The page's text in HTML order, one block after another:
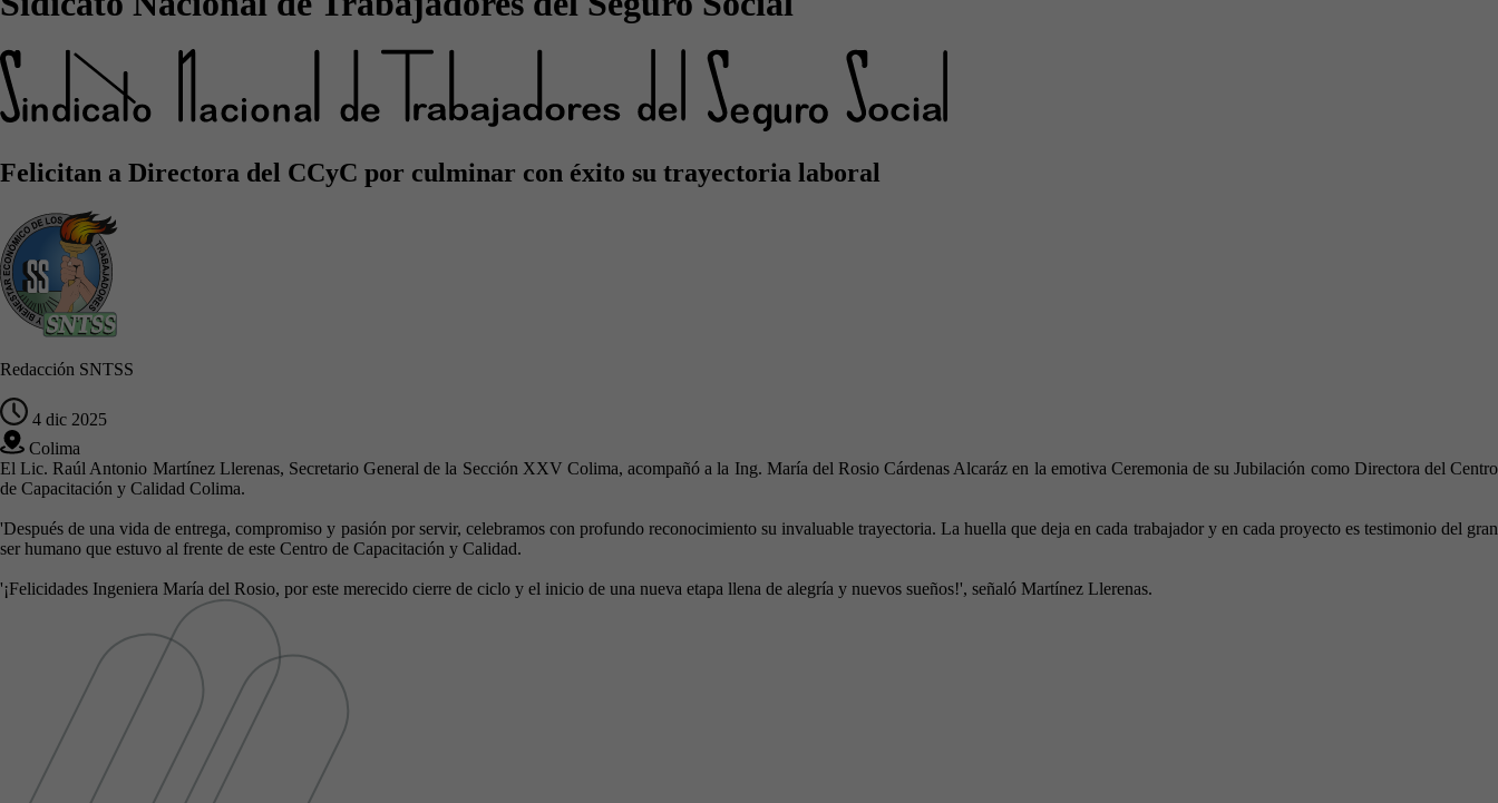
Felicitan a Directora del CCyC por culminar con éxito su trayectoria laboral
Redacción SNTSS
4 dic 2025
Colima
El Lic. Raúl Antonio Martínez Llerenas, Secretario General de la Sección XXV Colima, acompañó a la Ing. María del Rosio Cárdenas Alcaráz en la emotiva Ceremonia de su Jubilación como Directora del Centro
de Capacitación y Calidad Colima.
'Después de una vida de entrega, compromiso y pasión por servir, celebramos con profundo reconocimiento su invaluable trayectoria. La huella que deja en cada trabajador y en cada proyecto es testimonio del gran
ser humano que estuvo al frente de este Centro de Capacitación y Calidad.
'¡Felicidades Ingeniera María del Rosio, por este merecido cierre de ciclo y el inicio de una nueva etapa llena de alegría y nuevos sueños!', señaló Martínez Llerenas.